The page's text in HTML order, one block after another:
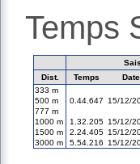
Temps
Dist.
Temps Date
333 m
500 m
0.44.647 15/12/
777 m
1000 m
1.32.205 15/12/
1500 m
2.24.405 15/12/
3000 m
5.54.216 15/12/